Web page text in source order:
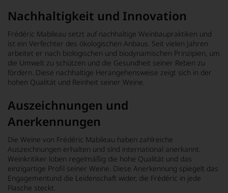
Nachhaltigkeit und Innovation
Frédéric Mabileau setzt auf nachhaltige Weinbaupraktiken und
ist ein Verfechter des ökologischen Anbaus. Seit vielen Jahren
arbeitet er nach biologischen und biodynamischen Prinzipien, um
die Umwelt zu schützen und die Gesundheit seiner Reben zu
fördern. Diese nachhaltige Herangehensweise zeigt sich in der
hohen Qualität und Reinheit seiner Weine.
Auszeichnungen und
Anerkennungen
Die Weine von Frédéric Mabileau haben zahlreiche
Auszeichnungen erhalten und sind international anerkannt.
Weinkritiker loben regelmäßig die hohe Qualität und das
einzigartige Profil seiner Weine. Diese Anerkennung spiegelt das
Engagementund die Leidenschaft wider, die Frédéric in jede
Flasche steckt.